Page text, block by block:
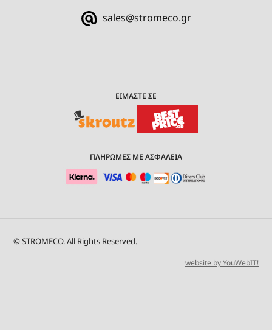
sales@stromeco.gr
ΕΙΜΑΣΤΕ ΣΕ
ΠΛΗΡΩΜΕΣ ΜΕ ΑΣΦΑΛΕΙΑ
© STROMECO. All Rights Reserved.
website by YouWebIT!